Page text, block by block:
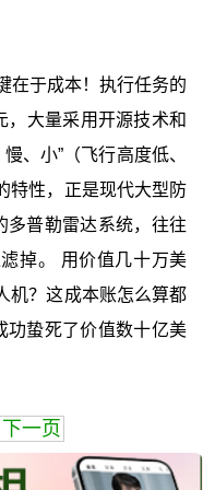
在于成本！执行任务的
，大量采用开源技术和
、小”（飞行高度低、
特性，正是现代大型防
普勒雷达系统，往往
掉。 用价值几十万美
机？这成本账怎么算都
功蛰死了价值数十亿美
下一页